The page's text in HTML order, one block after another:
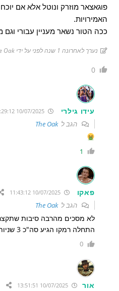
פוגאצאר מוזרק ונוטל אלא אם
האמירויות.
ככה הטור נשאר מעניין עבורי וגם
נערך לאחרונה 1 שנה לפני על ידי The Oak
0
עידו גילרי 10/07/2025 11:29:12
הגב לThe Oak
1
פאקו 10/07/2025 11:43:12
הגב לThe Oak
לא מסכים מהרבה סיבות
התחלה רמקו הגיע סה"כ 3 שניות אחרי פוג בקטע הקודם.
0
אור